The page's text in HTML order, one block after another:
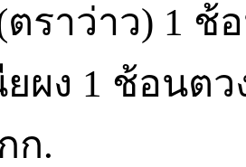
ราว่าว) 1 ช้
ผง 1 ช้อนตว
ก.